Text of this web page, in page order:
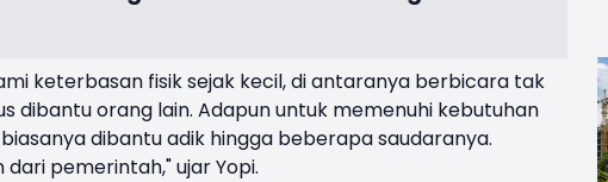
keterbasan fisik sejak kecil, di antaranya berbicara tak
dibantu orang lain. Adapun untuk memenuhi kebutuhan
dibantu adik hingga beberapa saudaranya.
pemerintah," ujar Yopi.